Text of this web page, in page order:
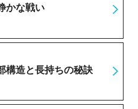
かな戦い
構造と長持ちの秘訣